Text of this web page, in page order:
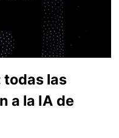
todas las
a la IA de